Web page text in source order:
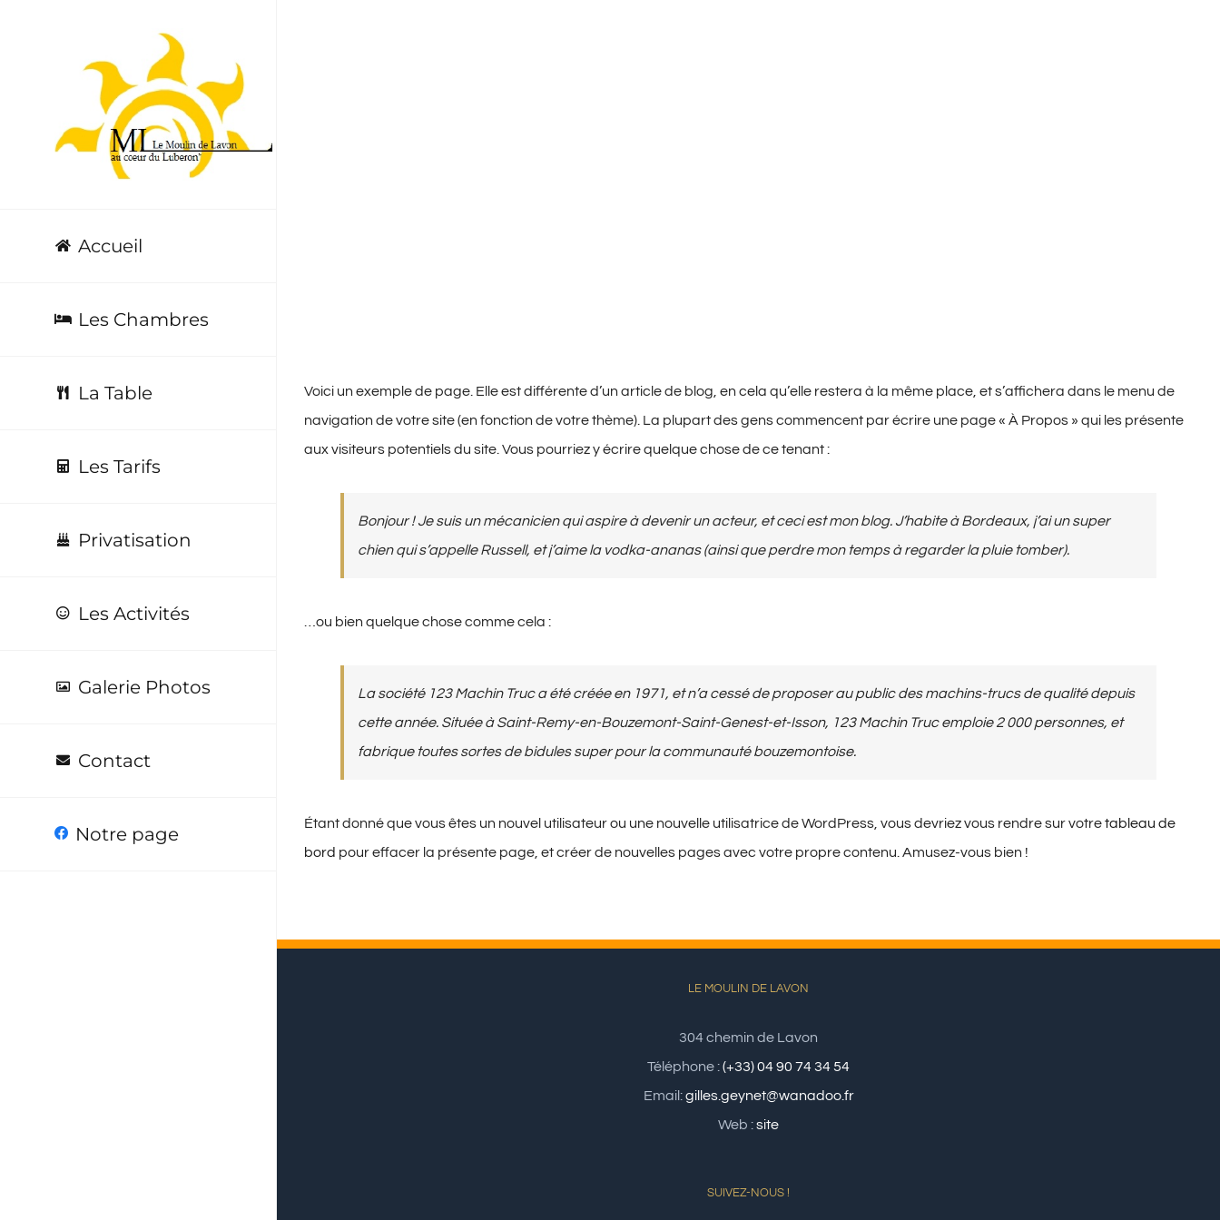
Accueil
Les Chambres
La Table
Les Tarifs
Privatisation
Les Activités
Galerie Photos
Contact
Notre page
Voici un exemple de page. Elle est différente d’un article de blog, en cela qu’elle restera à la même place, et s’affichera dans le menu de
navigation de votre site (en fonction de votre thème). La plupart des gens commencent par écrire une page « À Propos » qui les présente
aux visiteurs potentiels du site. Vous pourriez y écrire quelque chose de ce tenant :
Bonjour ! Je suis un mécanicien qui aspire à devenir un acteur, et ceci est mon blog. J’habite à Bordeaux, j’ai un super
chien qui s’appelle Russell, et j’aime la vodka-ananas (ainsi que perdre mon temps à regarder la pluie tomber).
…ou bien quelque chose comme cela :
La société 123 Machin Truc a été créée en 1971, et n’a cessé de proposer au public des machins-trucs de qualité depuis
cette année. Située à Saint-Remy-en-Bouzemont-Saint-Genest-et-Isson, 123 Machin Truc emploie 2 000 personnes, et
fabrique toutes sortes de bidules super pour la communauté bouzemontoise.
Étant donné que vous êtes un nouvel utilisateur ou une nouvelle utilisatrice de WordPress, vous devriez vous rendre sur votretableau de
bord pour effacer la présente page, et créer de nouvelles pages avec votre propre contenu. Amusez-vous bien !
LE MOULIN DE LAVON
304 chemin de Lavon
Téléphone :(+33) 04 90 74 34 54
Email:gilles.geynet@wanadoo.fr
Web :site
SUIVEZ-NOUS !